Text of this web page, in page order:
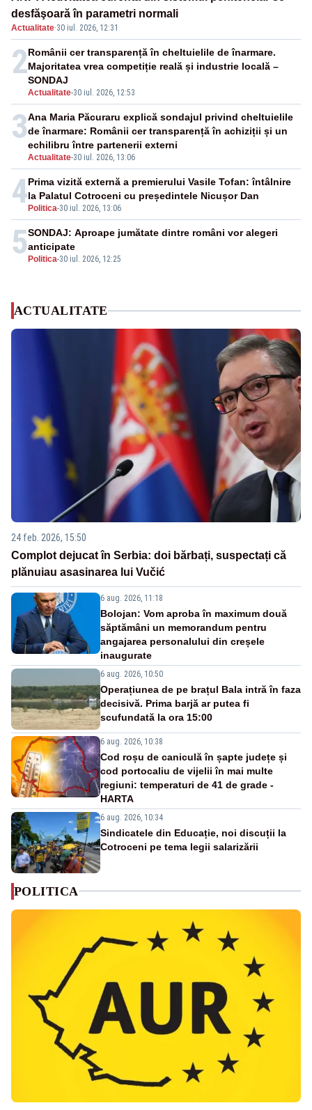
desfăşoară în parametri normali
Actualitate·30 iul. 2026, 12:31
2
Actualitate-30 iul. 2026, 12:53
Românii cer transparență în cheltuielile de înarmare.
Majoritatea vrea competiție reală și industrie locală –
SONDAJ
3
Actualitate-30 iul. 2026, 13:06
Ana Maria Păcuraru explică sondajul privind cheltuielile
de înarmare: Românii cer transparență în achiziții și un
echilibru între partenerii externi
4 Politica-30 iul. 2026, 13:06
Prima vizită externă a premierului Vasile Tofan: întâlnire
la Palatul Cotroceni cu președintele Nicușor Dan
5 Politica-30 iul. 2026, 12:25
SONDAJ: Aproape jumătate dintre români vor alegeri
anticipate
ACTUALITATE
24 feb. 2026, 15:50
Complot dejucat în Serbia: doi bărbați, suspectați că
plănuiau asasinarea lui Vučić
6 aug. 2026, 11:18
Bolojan: Vom aproba în maximum două
săptămâni un memorandum pentru
angajarea personalului din creșele
inaugurate
6 aug. 2026, 10:50
Operațiunea de pe brațul Bala intră în faza
decisivă. Prima barjă ar putea fi
scufundată la ora 15:00
6 aug. 2026, 10:38
Cod roșu de caniculă în șapte județe și
cod portocaliu de vijelii în mai multe
regiuni: temperaturi de 41 de grade -
HARTA
6 aug. 2026, 10:34
Sindicatele din Educație, noi discuții la
Cotroceni pe tema legii salarizării
POLITICA